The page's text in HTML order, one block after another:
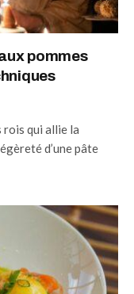
pommes
rois qui allie la
d’une pâte